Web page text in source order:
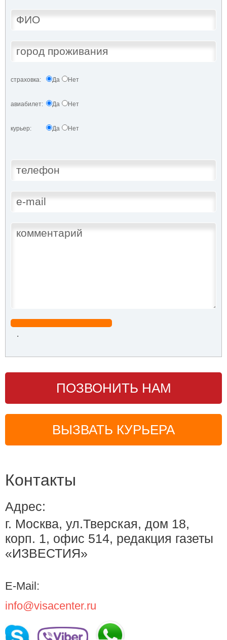
страховка: Да Нет
авиабилет: Да Нет
курьер: Да Нет
.
ПОЗВОНИТЬ НАМ
ВЫЗВАТЬ КУРЬЕРА
Контакты
Адрес:
г. Москва, ул.Тверская, дом 18,
корп. 1, офис 514, редакция газеты
«ИЗВЕСТИЯ»
E-Mail:
info@visacenter.ru